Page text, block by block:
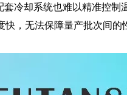
冷却系统也难以精准控
，无法保障量产批次间